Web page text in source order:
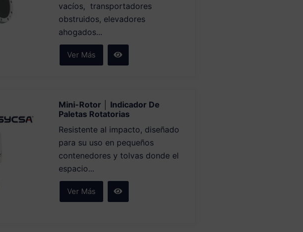
vacíos, transportadores
obstruidos, elevadores
ahogados...
Ver Más
Mini-Rotor │ Indicador De
Paletas Rotatorias
Resistente al impacto, diseñado
para su uso en pequeños
contenedores y tolvas donde el
espacio...
Ver Más